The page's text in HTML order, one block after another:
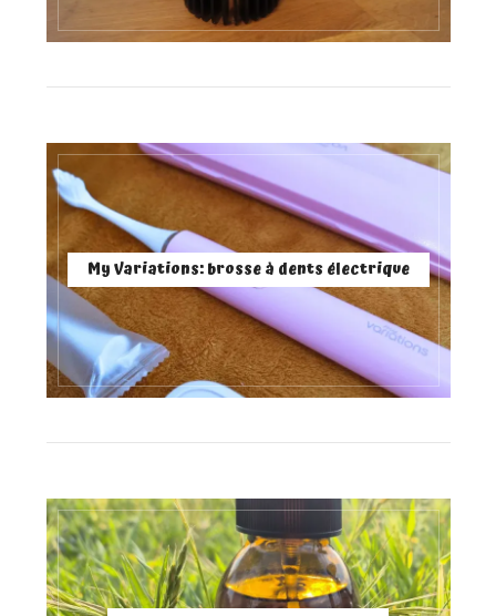
My Variations: brosse à dents électrique